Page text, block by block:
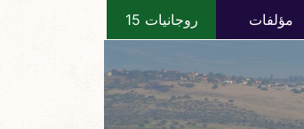
مؤلفات روجانيات 15